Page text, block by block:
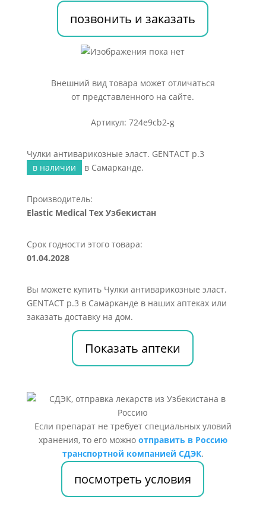
позвонить и заказать
Внешний вид товара может отличаться
от представленного на сайте.
Артикул: 724e9cb2-g
Чулки антиварикозные эласт. GENTACT р.3
в наличии
в Самарканде.
Производитель:
Elastic Medical Tex Узбекистан
Срок годности этого товара:
01.04.2028
Вы можете купить Чулки антиварикозные эласт.
GENTACT р.3 в Самарканде в наших аптеках или
заказать доставку на дом.
Показать аптеки
Если препарат не требует специальных уловий
хранения, то его можно отправить в Россию
транспортной компанией СДЭК.
посмотреть условия